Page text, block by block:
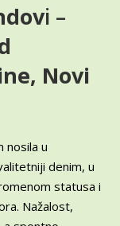
i –
Novi
nosila u
denim, u
statusa i
Nažalost,